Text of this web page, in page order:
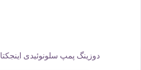
دوزینگ پمپ سلونوئیدی اینجکتاATHENA AT